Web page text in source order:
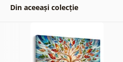
Din aceeași colecție